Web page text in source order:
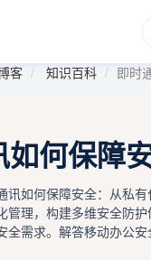
客 知识百科 即时
如何保障
讯如何保障安全：从私
管理，构建多维安全防
全需求。解答移动办公